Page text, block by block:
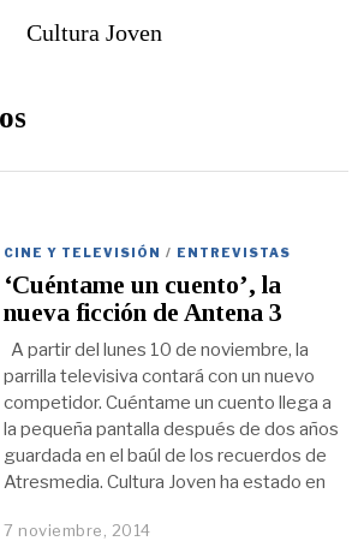
Cultura Joven
CINE Y TELEVISIÓN / ENTREVISTAS
‘Cuéntame un cuento’, la
nueva ficción de Antena 3
A partir del lunes 10 de noviembre, la
parrilla televisiva contará con un nuevo
competidor. Cuéntame un cuento llega a
la pequeña pantalla después de dos años
guardada en el baúl de los recuerdos de
Atresmedia. Cultura Joven ha estado en
7 noviembre, 2014